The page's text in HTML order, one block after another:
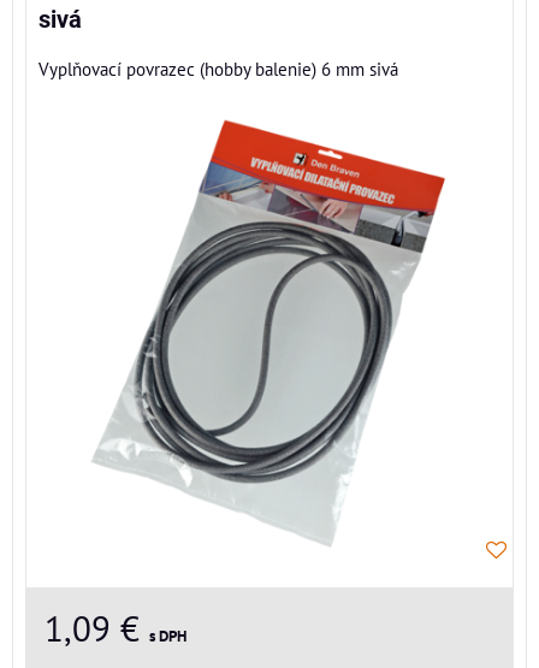
sivá
Vyplňovací povrazec (hobby balenie) 6 mm sivá
1,09 € s DPH